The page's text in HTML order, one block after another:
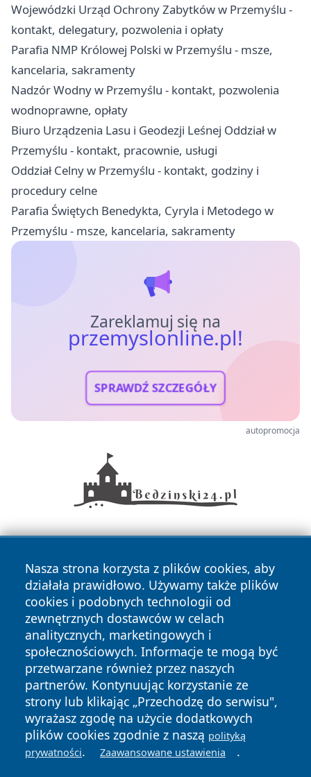
Wojewódzki Urząd Ochrony Zabytków w Przemyślu -
kontakt, delegatury, pozwolenia i opłaty
Parafia NMP Królowej Polski w Przemyślu - msze,
kancelaria, sakramenty
Nadzór Wodny w Przemyślu - kontakt, pozwolenia
wodnoprawne, opłaty
Biuro Urządzenia Lasu i Geodezji Leśnej Oddział w
Przemyślu - kontakt, pracownie, usługi
Oddział Celny w Przemyślu - kontakt, godziny i
procedury celne
Parafia Świętych Benedykta, Cyryla i Metodego w
Przemyślu - msze, kancelaria, sakramenty
Zareklamuj się na
przemyslonline.pl!
SPRAWDŹ SZCZEGÓŁY
autopromocja
Nasza strona korzysta z plików cookies, aby
działała prawidłowo. Używamy także plików
cookies i podobnych technologii od
zewnętrznych dostawców w celach
analitycznych, marketingowych i
społecznościowych. Informacje te mogą być
przetwarzane również przez naszych
partnerów. Kontynuując korzystanie ze
strony lub klikając „Przechodzę do serwisu",
wyrażasz zgodę na użycie dodatkowych
plików cookies zgodnie z naszą polityką
prywatności. Zaawansowane ustawienia .
Copyright © 2026 przemyslonline.pl Wszystkie prawa
zastrzeżone.
News Autorzy
Polityka
Prywatności
Polityka
Cookies